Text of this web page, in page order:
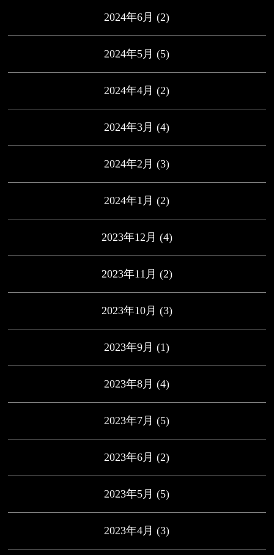
2024年6月 (2)
2024年5月 (5)
2024年4月 (2)
2024年3月 (4)
2024年2月 (3)
2024年1月 (2)
2023年12月 (4)
2023年11月 (2)
2023年10月 (3)
2023年9月 (1)
2023年8月 (4)
2023年7月 (5)
2023年6月 (2)
2023年5月 (5)
2023年4月 (3)